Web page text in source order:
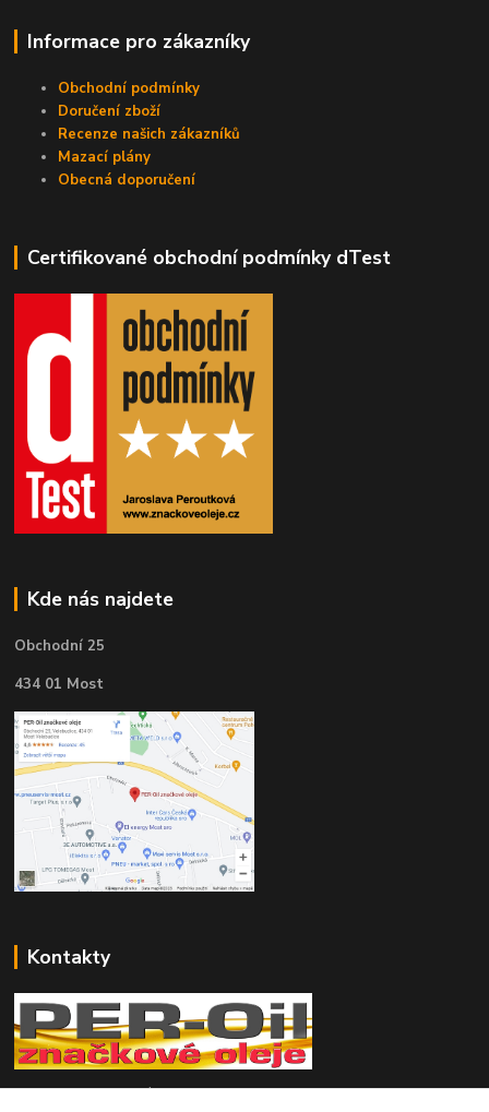
Informace pro zákazníky
Obchodní podmínky
Doručení zboží
Recenze našich zákazníků
Mazací plány
Obecná doporučení
Certifikované obchodní podmínky dTest
Kde nás najdete
Obchodní 25
434 01 Most
Kontakty
Telefon pro technické dotazy: 775 113 255